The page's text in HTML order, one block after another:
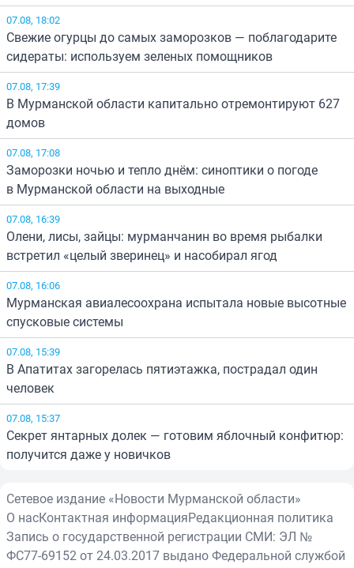
07.08, 18:02
Свежие огурцы до самых заморозков — поблагодарите
сидераты: используем зеленых помощников
07.08, 17:39
В Мурманской области капитально отремонтируют 627
домов
07.08, 17:08
Заморозки ночью и тепло днём: синоптики о погоде
в Мурманской области на выходные
07.08, 16:39
Олени, лисы, зайцы: мурманчанин во время рыбалки
встретил «целый зверинец» и насобирал ягод
07.08, 16:06
Мурманская авиалесоохрана испытала новые высотные
спусковые системы
07.08, 15:39
В Апатитах загорелась пятиэтажка, пострадал один
человек
07.08, 15:37
Секрет янтарных долек — готовим яблочный конфитюр:
получится даже у новичков
Сетевое издание «Новости Мурманской области»
О насКонтактная информацияРедакционная политика
Запись о государственной регистрации СМИ: ЭЛ №
ФС77-69152 от 24.03.2017 выдано Федеральной службой